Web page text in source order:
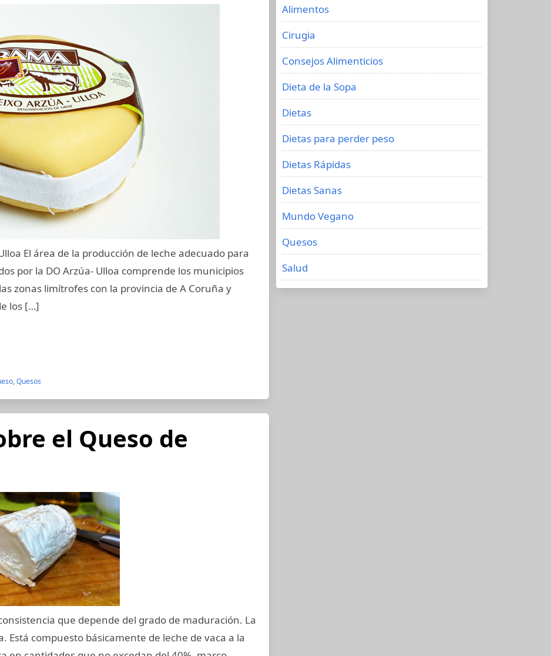
El área de la producción de leche adecuado para
por la DO Arzúa- Ulloa comprende los municipios
zonas limítrofes con la provincia de A Coruña y
los […]
,Quesos
el Queso de
que depende del grado de maduración. La
Está compuesto básicamente de leche de vaca a la
Alimentos
Cirugia
Consejos Alimenticios
Dieta de la Sopa
Dietas
Dietas para perder peso
Dietas Rápidas
Dietas Sanas
Mundo Vegano
Quesos
Salud